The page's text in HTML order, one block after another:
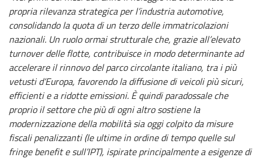
propria rilevanza strategica per l’industria automotive,
consolidando la quota di un terzo delle immatricolazioni
nazionali. Un ruolo ormai strutturale che, grazie all’elevato
turnover delle flotte, contribuisce in modo determinante ad
accelerare il rinnovo del parco circolante italiano, tra i più
vetusti d’Europa, favorendo la diffusione di veicoli più sicuri,
efficienti e a ridotte emissioni. È quindi paradossale che
proprio il settore che più di ogni altro sostiene la
modernizzazione della mobilità sia oggi colpito da misure
fiscali penalizzanti (le ultime in ordine di tempo quelle sul
fringe benefit e sull’IPT), ispirate principalmente a esigenze di